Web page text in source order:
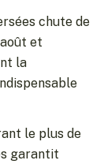
chute de
et
la
le plus de
garantit